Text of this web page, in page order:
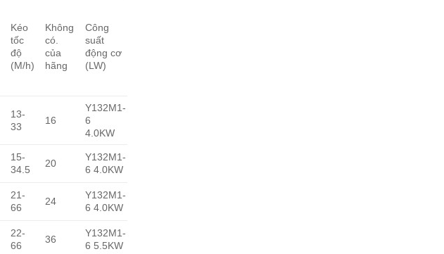
Kéo
tốc
độ
(M/h)
Không
có.
của
hãng
Công
suất
động cơ
(LW)
13-
33
16
Y132M1-
6
4.0KW
15-
34.5
20
Y132M1-
6 4.0KW
21-
66
24
Y132M1-
6 4.0KW
22-
66
36
Y132M1-
6 5.5KW